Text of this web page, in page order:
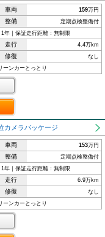
車両 159万円
整備 定期点検整備付
年｜保証走行距離：無制限
走行 4.4万km
修復 なし
ーンカーとっとり
カメラパッケージ
車両 153万円
整備 定期点検整備付
年｜保証走行距離：無制限
走行 6.9万km
修復 なし
ーンカーとっとり